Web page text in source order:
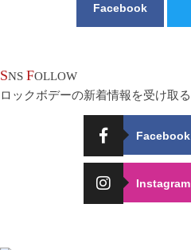
Facebook
SNS FOLLOW
ロックボデーの新着情報を受け取る
Facebook
Instagram